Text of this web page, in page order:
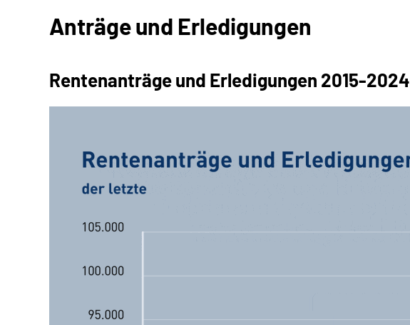
Anträge und Erledigungen
Rentenanträge und Erledigungen 2015-2024